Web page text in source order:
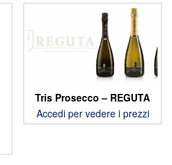
Tris Prosecco – REGUTA
Accedi per vedere i prezzi